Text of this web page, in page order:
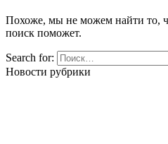
Похоже, мы не можем найти то,
поиск поможет.
Search for:
Новости рубрики